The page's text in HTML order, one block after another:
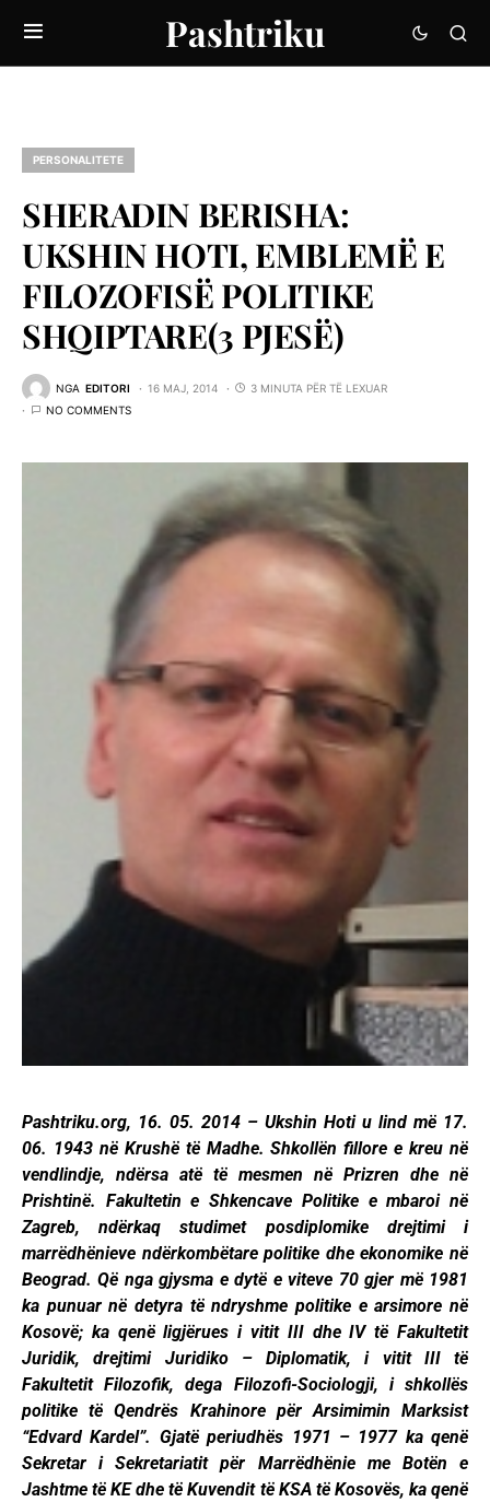
Pashtriku
PERSONALITETE
SHERADIN BERISHA:
UKSHIN HOTI, EMBLEMË E
FILOZOFISË POLITIKE
SHQIPTARE(3 PJESË)
NGA EDITORI 16 MAJ, 2014
3 MINUTA PËR TË LEXUAR
NO COMMENTS
Pashtriku.org, 16. 05. 2014 – Ukshin Hoti u lind më 17.
06. 1943 në Krushë të Madhe. Shkollën fillore e kreu në
vendlindje, ndërsa atë të mesmen në Prizren dhe në
Prishtinë. Fakultetin e Shkencave Politike e mbaroi në
Zagreb, ndërkaq studimet posdiplomike drejtimi i
marrëdhënieve ndërkombëtare politike dhe ekonomike në
Beograd. Që nga gjysma e dytë e viteve 70 gjer më 1981
ka punuar në detyra të ndryshme politike e arsimore në
Kosovë; ka qenë ligjërues i vitit III dhe IV të Fakultetit
Juridik, drejtimi Juridiko – Diplomatik, i vitit III të
Fakultetit Filozofik, dega Filozofi-Sociologji, i shkollës
politike të Qendrës Krahinore për Arsimimin Marksist
“Edvard Kardel”. Gjatë periudhës 1971 – 1977 ka qenë
Sekretar i Sekretariatit për Marrëdhënie me Botën e
Jashtme të KE dhe të Kuvendit të KSA të Kosovës, ka qenë